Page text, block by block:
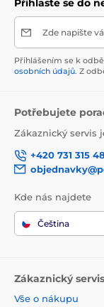
Přihlaste se do
Zde napište
Přihlášením se k
osobních údajů. Z
Potřebujete
Zákaznický servis
+420 731 315
Kde nás najdete
Čeština
Zákaznický servis
Vše o nákupu